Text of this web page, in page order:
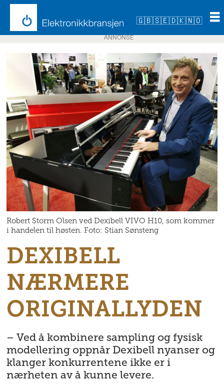
🇬🇧🇸🇪🇩🇰🇳🇴
ANNONSE
Robert Storm Olsen ved Dexibell VIVO H10, som kommer
i handelen til høsten. Foto: Stian Sønsteng
DEXIBELL
NÆRMERE
ORIGINALLYDEN
– Ved å kombinere sampling og fysisk
modellering oppnår Dexibell nyanser og
klanger konkurrentene ikke er i
nærheten av å kunne levere.